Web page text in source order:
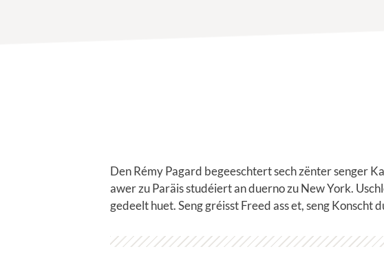
Den Rémy Pagard begeeschtert sech zënter senger
awer zu Paräis studéiert an duerno zu New York.
gedeelt huet. Seng gréisst Freed ass et, seng